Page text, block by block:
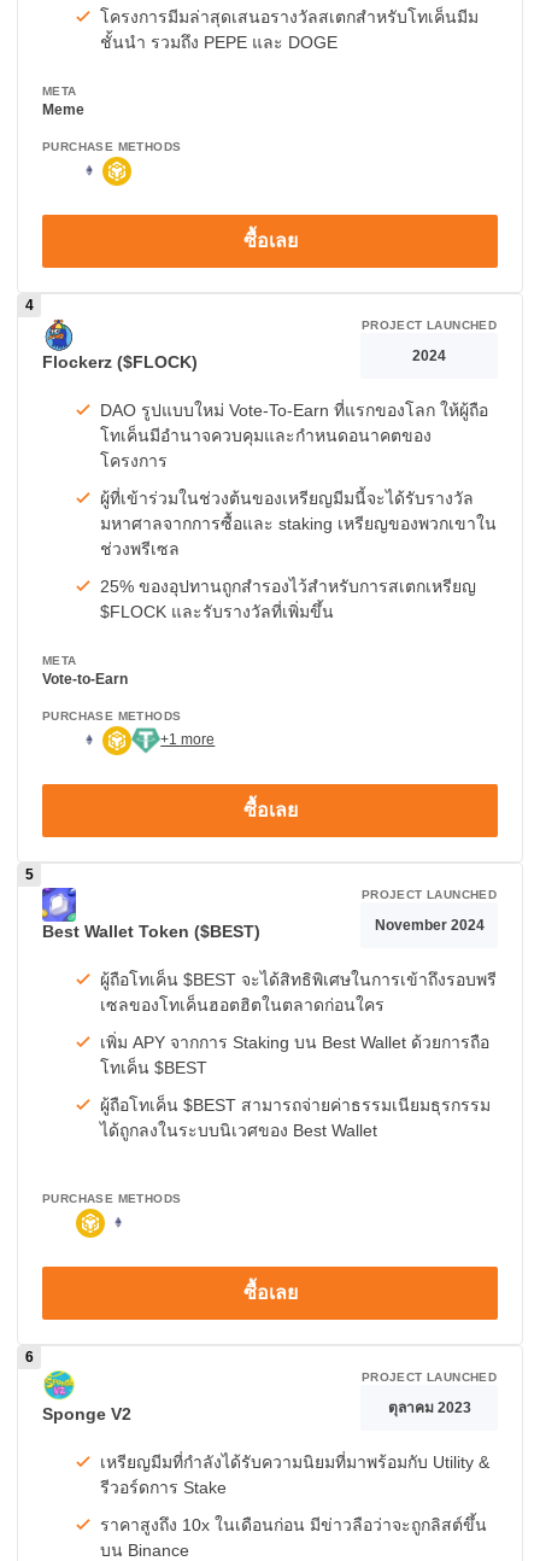
โครงการมีมล่าสุดเสนอรางวัลสเตกสำหรับโทเค็นมีม
ชั้นนำ รวมถึง PEPE และ DOGE
META
Meme
PURCHASE METHODS
ซื้อเลย
Flockerz ($FLOCK)
DAO รูปแบบใหม่ Vote-To-Earn ที่แรกของโลก ให้ผู้ถือ
โทเค็นมีอำนาจควบคุมและกำหนดอนาคตของ
โครงการ
ผู้ที่เข้าร่วมในช่วงต้นของเหรียญมีมนี้จะได้รับรางวัล
มหาศาลจากการซื้อและ staking เหรียญของพวกเขาใน
ช่วงพรีเซล
25% ของอุปทานถูกสำรองไว้สำหรับการสเตกเหรียญ
$FLOCK และรับรางวัลที่เพิ่มขึ้น
PROJECT LAUNCHED
2024
META
Vote-to-Earn
PURCHASE METHODS
+1 more
ซื้อเลย
Best Wallet Token ($BEST)
ผู้ถือโทเค็น $BEST จะได้สิทธิพิเศษในการเข้าถึงรอบพรี
เซลของโทเค็นฮอตฮิตในตลาดก่อนใคร
เพิ่ม APY จากการ Staking บน Best Wallet ด้วยการถือ
โทเค็น $BEST
ผู้ถือโทเค็น $BEST สามารถจ่ายค่าธรรมเนียมธุรกรรม
ได้ถูกลงในระบบนิเวศของ Best Wallet
PROJECT LAUNCHED
November 2024
PURCHASE METHODS
ซื้อเลย
Sponge V2
เหรียญมีมที่กำลังได้รับความนิยมที่มาพร้อมกับ Utility &
รีวอร์ดการ Stake
ราคาสูงถึง 10x ในเดือนก่อน มีข่าวลือว่าจะถูกลิสต์ขึ้น
บน Binance
PROJECT LAUNCHED
ตุลาคม 2023